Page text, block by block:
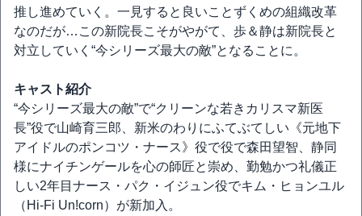
推し進めていく。一見すると良いことずくめの組織改革
なのだが…この新院長こそがやがて、歩＆静は新院長と
対立していく“今シリーズ最大の敵”となることに。
キャスト紹介
“今シリーズ最大の敵”で“クリーンな若きカリスマ新医
長”役で山崎育三郎、新米のわりにふてぶてしい《元地下
アイドルのポンコツ・ナース》役で役で森田望智、静同
様にナイチンゲールを心の師匠と崇め、勤勉かつ礼儀正
しい2年目ナース・パク・イジュン役でキム・ヒョンユル
（Hi-Fi Un!corn）が新加入。